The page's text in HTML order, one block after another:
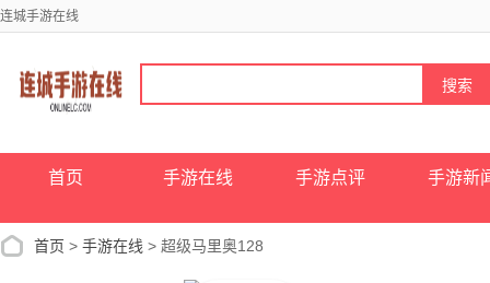
连城手游在线
首页 手游在线 手游点评 手游新
首页 > 手游在线 > 超级马里奥128